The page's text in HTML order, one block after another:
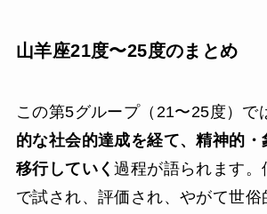
山羊座21度〜25度のまとめ
この第5グループ（21〜25度）で
的な社会的達成を経て、精神的・
移行していく過程が語られます。
で試され、評価され、やがて世俗